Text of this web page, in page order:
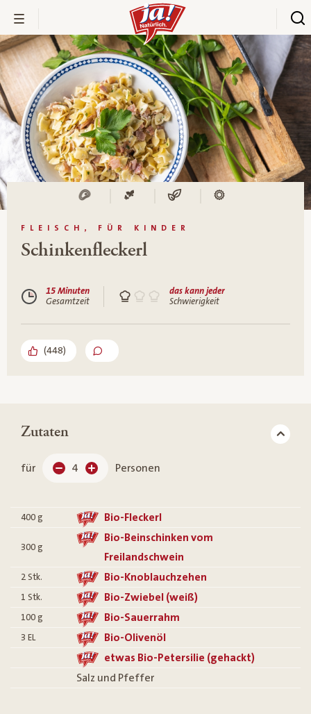
FLEISCH, FÜR KINDER
Schinkenfleckerl
15 Minuten
Gesamtzeit
das kann jeder
Schwierigkeit
(448)
Zutaten
für 4 Personen
400 g Bio-Fleckerl
300 g
Bio-Beinschinken vom
Freilandschwein
2 Stk. Bio-Knoblauchzehen
1 Stk. Bio-Zwiebel (weiß)
100 g Bio-Sauerrahm
3 EL
Bio-Olivenöl
etwas Bio-Petersilie (gehackt)
Salz und Pfeffer